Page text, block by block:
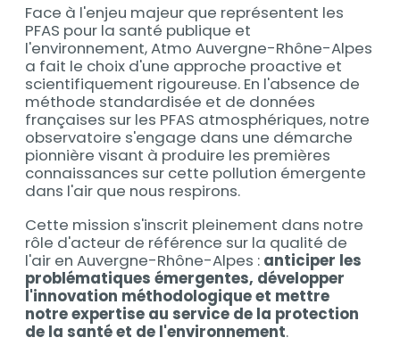
Contenu
Face à l'enjeu majeur que représentent les
PFAS pour la santé publique et
l'environnement, Atmo Auvergne-Rhône-Alpes
a fait le choix d'une approche proactive et
scientifiquement rigoureuse. En l'absence de
méthode standardisée et de données
françaises sur les PFAS atmosphériques, notre
observatoire s'engage dans une démarche
pionnière visant à produire les premières
connaissances sur cette pollution émergente
dans l'air que nous respirons.
Cette mission s'inscrit pleinement dans notre
rôle d'acteur de référence sur la qualité de
l'air en Auvergne-Rhône-Alpes : anticiper les
problématiques émergentes, développer
l'innovation méthodologique et mettre
notre expertise au service de la protection
de la santé et de l'environnement.